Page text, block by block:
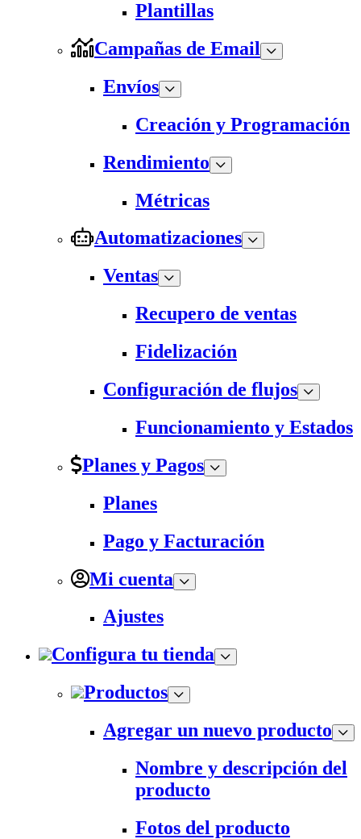
Plantillas
Campañas de Email
Envíos
Creación y Programación
Rendimiento
Métricas
Automatizaciones
Ventas
Recupero de ventas
Fidelización
Configuración de flujos
Funcionamiento y Estados
Planes y Pagos
Planes
Pago y Facturación
Mi cuenta
Ajustes
Configura tu tienda
Productos
Agregar un nuevo producto
Nombre y descripción del
producto
Fotos del producto